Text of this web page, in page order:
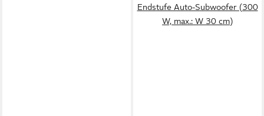
Endstufe Auto-Subwoofer (300
W, max.: W 30 cm)